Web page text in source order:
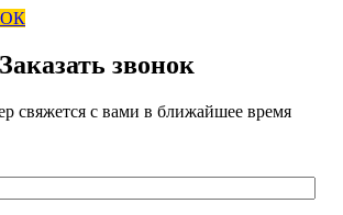
Заказать звонок
свяжется с вами в ближайшее время